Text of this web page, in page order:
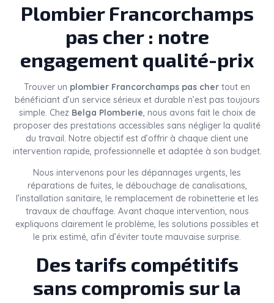
Plombier Francorchamps
pas cher : notre
engagement qualité-prix
Trouver un plombier Francorchamps pas cher tout en
bénéficiant d’un service sérieux et durable n’est pas toujours
simple. Chez Belga Plomberie , nous avons fait le choix de
proposer des prestations accessibles sans négliger la qualité
du travail. Notre objectif est d’offrir à chaque client une
intervention rapide, professionnelle et adaptée à son budget.
Nous intervenons pour les dépannages urgents, les
réparations de fuites, le débouchage de canalisations,
l’installation sanitaire, le remplacement de robinetterie et les
travaux de chauffage. Avant chaque intervention, nous
expliquons clairement le problème, les solutions possibles et
le prix estimé, afin d’éviter toute mauvaise surprise.
Des tarifs compétitifs
sans compromis sur la